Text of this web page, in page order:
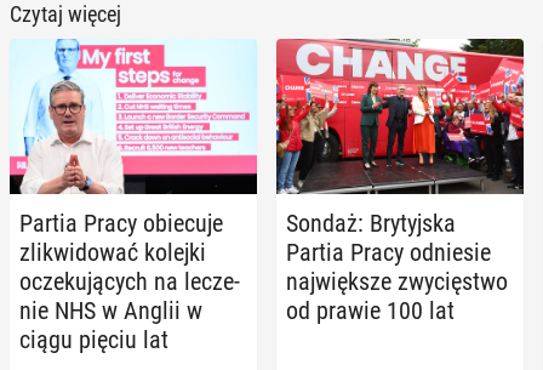
Czytaj więcej
Partia Pracy obie­cu­je
zli­kwi­do­wać kolejki
ocze­ku­ją­cych na le­cze­
nie NHS w Anglii w
ciągu pięciu lat
Sondaż: Bry­tyj­ska
Partia Pracy od­nie­sie
naj­więk­sze zwy­cię­stwo
od prawie 100 lat